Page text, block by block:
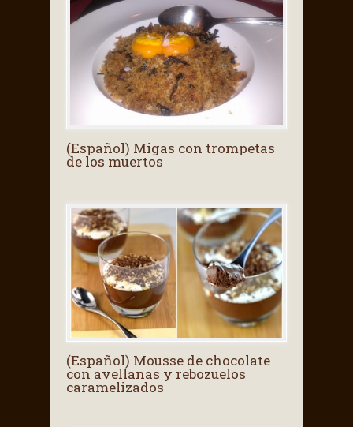
(Español) Migas con trompetas
de los muertos
(Español) Mousse de chocolate
con avellanas y rebozuelos
caramelizados